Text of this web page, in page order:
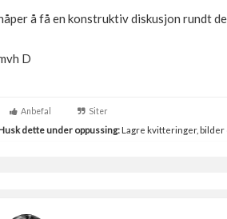
å få en konstruktiv diskusjon rundt
D
Anbefal Siter
dette under oppussing:Lagre kvitteringer, bilder